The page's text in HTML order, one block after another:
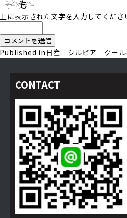
上に表示された文字を入力してくださ
投
Published in 日産 シルビア クール
CONTACT